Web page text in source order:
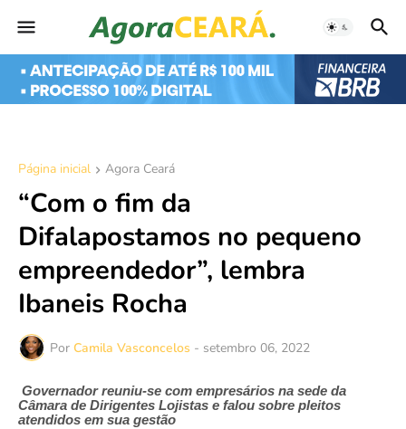
Página inicial Agora Ceará
“Com o fim da
Difalapostamos no pequeno
empreendedor”, lembra
Ibaneis Rocha
Por Camila Vasconcelos - setembro 06, 2022
Governador reuniu-se com empresários na sede da
Câmara de Dirigentes Lojistas e falou sobre pleitos
atendidos em sua gestão